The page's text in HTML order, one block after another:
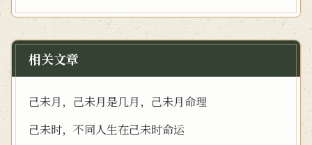
相关文章
己未月，己未月是几月，己未月命理
己未时，不同人生在己未时命运